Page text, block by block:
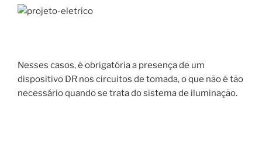
Nesses casos, é obrigatória a presença de um
dispositivo DR nos circuitos de tomada, o que não é tão
necessário quando se trata do sistema de iluminação.